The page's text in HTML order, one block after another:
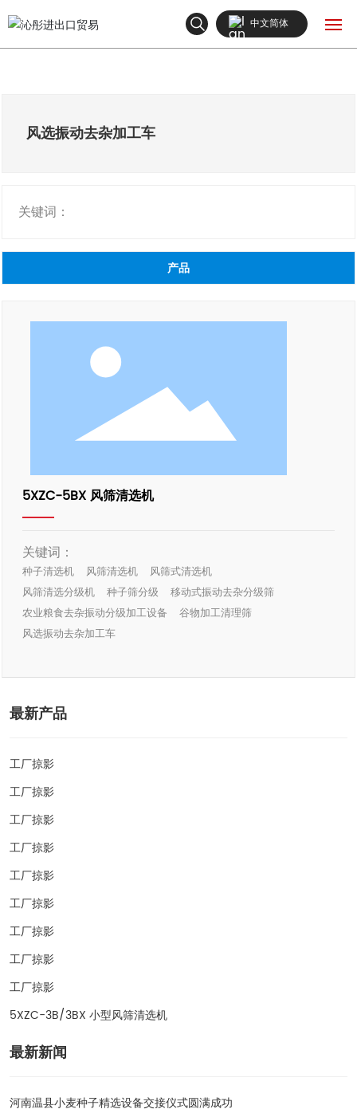
新闻中心
中文简体
风选振动去杂加工车
关键词：
产品
5XZC-5BX 风筛清选机
关键词：
种子清选机 风筛清选机
风筛式清选机
风筛清选分级机
种子筛分级
移动式振动去杂分级筛
农业粮食去杂振动分级加工设备
谷物加工清理筛
风选振动去杂加工车
最新产品
工厂掠影
工厂掠影
工厂掠影
工厂掠影
工厂掠影
工厂掠影
工厂掠影
工厂掠影
工厂掠影
5XZC-3B/3BX 小型风筛清选机
最新新闻
河南温县小麦种子精选设备交接仪式圆满成功